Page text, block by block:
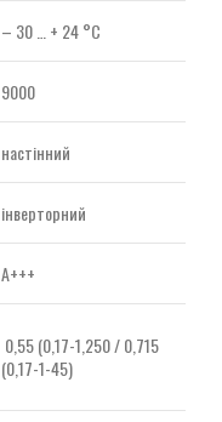
– 30 … + 24 °C
9000
настінний
інверторний
А+++
0,55 (0,17-1,250 / 0,715
(0,17-1-45)